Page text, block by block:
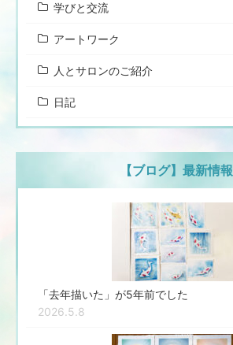
学びと交流
アートワーク
人とサロンのご紹介
日記
【ブログ】最新情報
「去年描いた」が5年前でした
2026.5.8